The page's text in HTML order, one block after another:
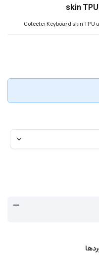
skin
Coteetci Keyboard skin TPU